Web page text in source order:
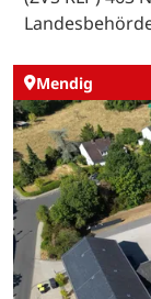
Mendig